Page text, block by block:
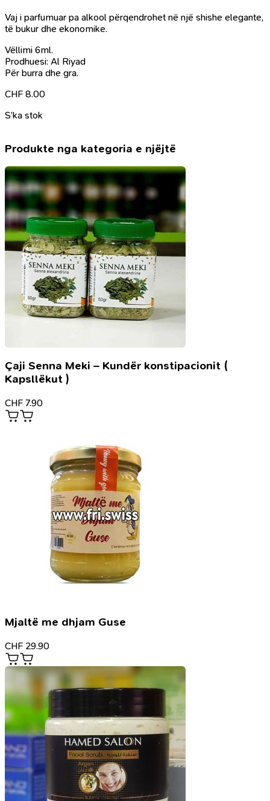
Vaj i parfumuar pa alkool përqendrohet në një shishe elegante,
të bukur dhe ekonomike.
Vëllimi 6ml.
Prodhuesi: Al Riyad
Për burra dhe gra.
CHF 8.00
S’ka stok
Produkte nga kategoria e njëjtë
Çaji Senna Meki – Kundër konstipacionit (
Kapsllëkut )
CHF 7.90
Mjaltë me dhjam Guse
CHF 29.90